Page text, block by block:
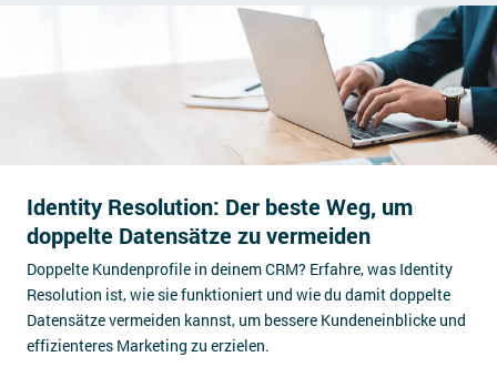
Identity Resolution: Der beste Weg, um
doppelte Datensätze zu vermeiden
Doppelte Kundenprofile in deinem CRM? Erfahre, was Identity
Resolution ist, wie sie funktioniert und wie du damit doppelte
Datensätze vermeiden kannst, um bessere Kundeneinblicke und
effizienteres Marketing zu erzielen.